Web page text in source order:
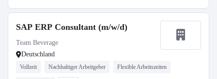
SAP ERP Consultant (m/w/d)
Team Beverage
Deutschland
Vollzeit Nachhaltiger Arbeitgeber Flexible Arbeitszeiten